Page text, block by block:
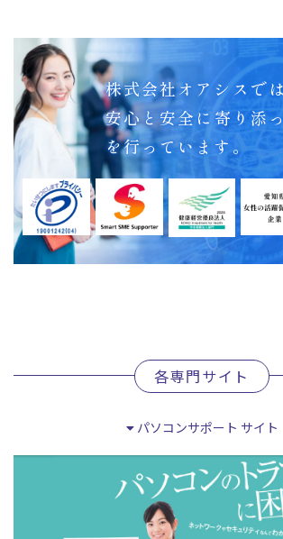
株式会社オアシスでは
安心と安全に 寄り添
を行っています。
各専門サイト
パソコンサポート サイト